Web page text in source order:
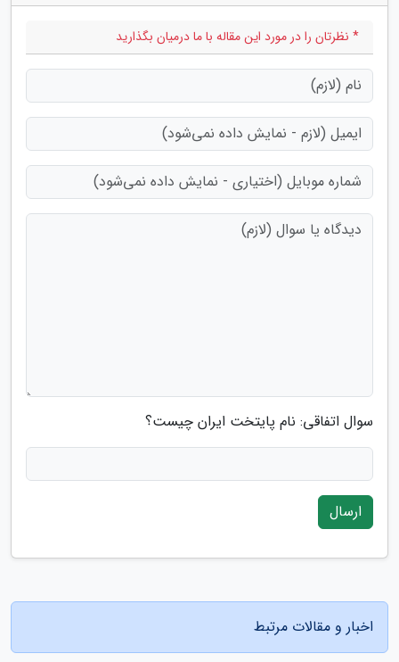
* نظرتان را در مورد این مقاله با ما درمیان بگذارید
سوال اتفاقی: نام پایتخت ایران چیست؟
ارسال
اخبار و مقالات مرتبط